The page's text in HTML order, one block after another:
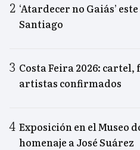
‘Atardecer no Gaiás’
Santiago
Costa Feira 2026: cartel,
artistas confirmados
Exposición en el Museo
homenaje a José Suárez